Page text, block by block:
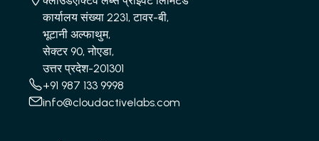
कार्यालय संख्या 2231, टावर-बी,
भूटानी अल्फाथुम,
सेक्टर 90, नोएडा,
उत्तर प्रदेश-201301
+91 987 133 9998
info@cloudactivelabs.com